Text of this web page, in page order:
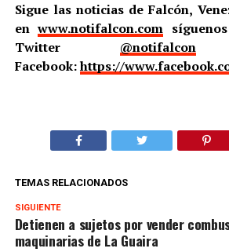
Sigue las noticias de Falcón,
enwww.notifalcon.com
Twitter @notifalcon
Facebook:https://
TEMAS RELACIONADOS
SIGUIENTE
Detienen a sujetos por vender
maquinarias de La Guaira